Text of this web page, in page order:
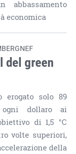
economica
del green
erogato solo 89
dollaro ai
di 1,5 °C
volte superiori,
della